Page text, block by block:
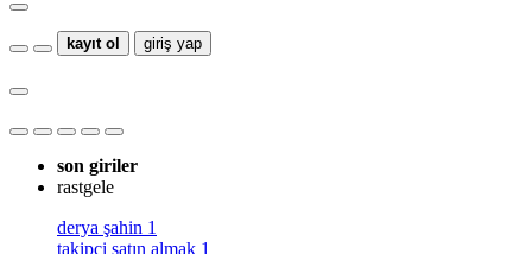
kayıt ol giriş yap
son giriler
rastgele
derya şahin 1
takipçi satın almak 1